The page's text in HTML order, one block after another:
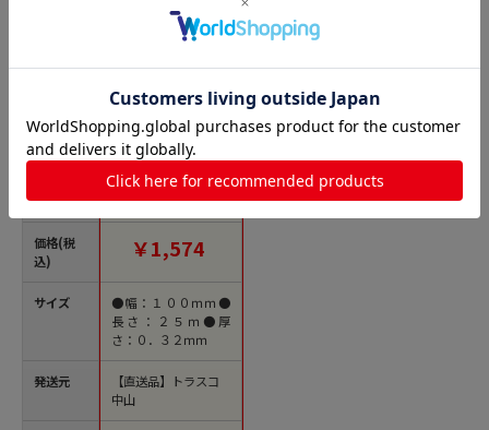
商品名
価格(税
込)
サイズ
発送元
トラスコ中山 日東エ
ルマテ 現場施工用布
粘着テープ プロ3000
重梱包用 100mm×2
文単位1巻）【直送
￥1,574
●幅：１００ｍｍ●
長さ：２５ｍ●厚
さ：０．３２ｍｍ
【直送品】トラスコ
中山